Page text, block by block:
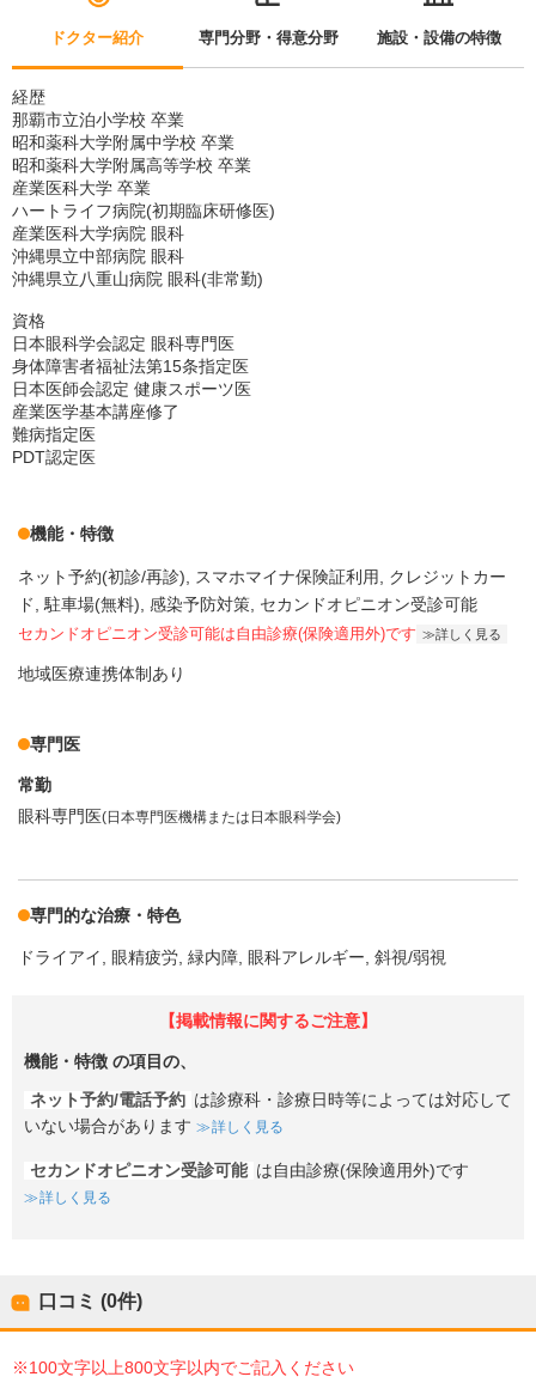
ドクター紹介 専門分野・得意分野 施設・設備の特徴
経歴
那覇市立泊小学校 卒業
昭和薬科大学附属中学校 卒業
昭和薬科大学附属高等学校 卒業
産業医科大学 卒業
ハートライフ病院(初期臨床研修医)
産業医科大学病院 眼科
沖縄県立中部病院 眼科
沖縄県立八重山病院 眼科(非常勤)
資格
日本眼科学会認定 眼科専門医
身体障害者福祉法第15条指定医
日本医師会認定 健康スポーツ医
産業医学基本講座修了
難病指定医
PDT認定医
機能・特徴
ネット予約(初診/再診) スマホマイナ保険証利用
クレジットカー
ド
駐車場(無料) 感染予防対策 セカンドオピニオン受診可能
セカンドオピニオン受診可能は自由診療(保険適用外)です 詳しく見る
地域医療連携体制あり
専門医
常勤
眼科専門医(日本専門医機構または日本眼科学会)
専門的な治療・特色
ドライアイ 眼精疲労 緑内障 眼科アレルギー 斜視/弱視
【掲載情報に関するご注意】
機能・特徴 の項目の、
ネット予約/電話予約 は診療科・診療日時等によっては対応して
いない場合があります
詳しく見る
セカンドオピニオン受診可能 は自由診療(保険適用外)です
詳しく見る
口コミ (0件)
※100文字以上800文字以内でご記入ください